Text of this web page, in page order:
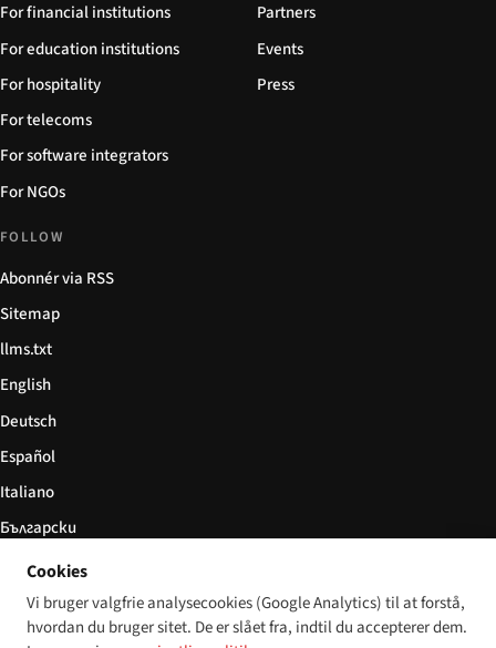
For financial institutions
For education institutions
For hospitality
For telecoms
For software integrators
For NGOs
Partners
Events
Press
FOLLOW
Abonnér via RSS
Sitemap
llms.txt
English
Deutsch
Español
Italiano
Български
简体中文
Cookies
Vi bruger valgfrie analysecookies (Google Analytics) til at forstå,
hvordan du bruger sitet. De er slået fra, indtil du accepterer dem.